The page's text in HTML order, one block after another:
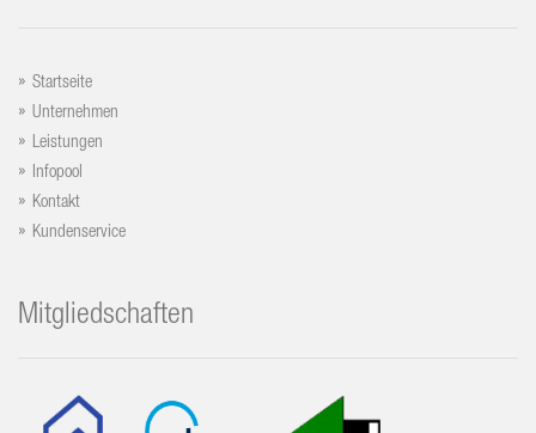
Startseite
Unternehmen
Leistungen
Infopool
Kontakt
Kundenservice
Mitgliedschaften